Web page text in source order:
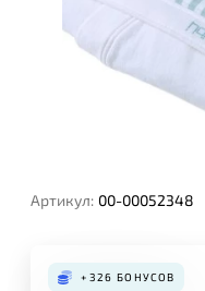
Артикул: 00-00052348
+326 БОНУСОВ